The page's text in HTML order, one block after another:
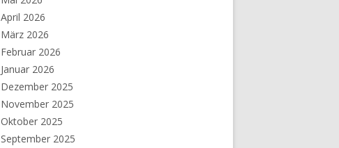
April 2026
März 2026
Februar 2026
Januar 2026
Dezember 2025
November 2025
Oktober 2025
September 2025